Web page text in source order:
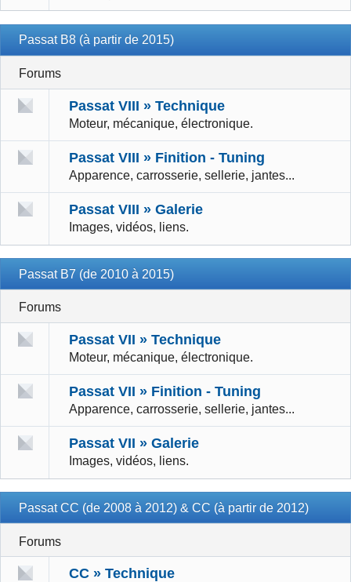
Passat B8 (à partir de 2015)
Forums
Passat VIII » Technique
Moteur, mécanique, électronique.
Passat VIII » Finition - Tuning
Apparence, carrosserie, sellerie, jantes...
Passat VIII » Galerie
Images, vidéos, liens.
Passat B7 (de 2010 à 2015)
Forums
Passat VII » Technique
Moteur, mécanique, électronique.
Passat VII » Finition - Tuning
Apparence, carrosserie, sellerie, jantes...
Passat VII » Galerie
Images, vidéos, liens.
Passat CC (de 2008 à 2012) & CC (à partir de 2012)
Forums
CC » Technique